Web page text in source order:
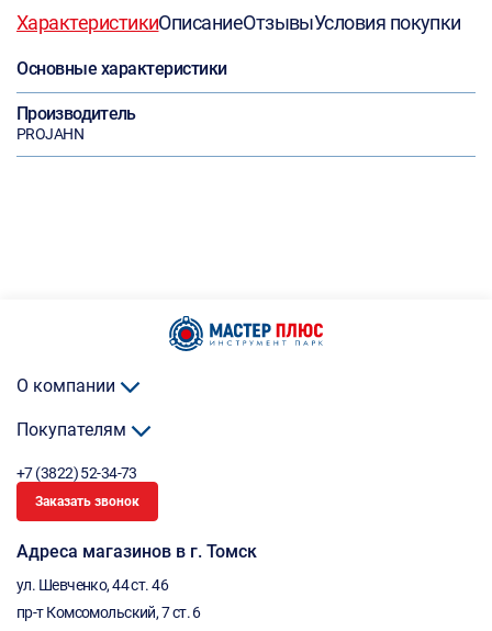
ХарактеристикиОписаниеОтзывыУсловия покупки
Основные характеристики
Производитель
PROJAHN
О компании
Покупателям
+7 (3822) 52-34-73
Заказать звонок
Адреса магазинов в г. Томск
ул. Шевченко, 44 ст. 46
пр-т Комсомольский, 7 ст. 6